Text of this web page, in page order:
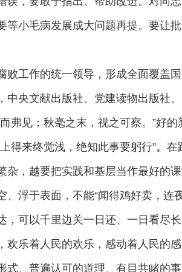
小毛病发展成大问题再提。要让
败工作的统一领导，形成全面覆盖
中央文献出版社、党建读物出版社
弗见；秋毫之末，视之可察。”好
得来终觉浅，绝知此事要躬行”。
杂，越要把实践和基层当作最好的
浮于表面，不能“闻得鸡好卖，连
，可以千里边关一日还、一日看尽
欢乐着人民的欢乐，感动着人民的
式、普遍认可的道理、有目共睹的